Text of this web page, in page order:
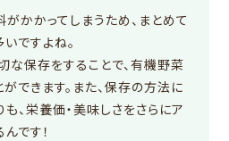
かかってしまうため、まとめて
ですよね。
保存をすることで、有機野菜
できます。また、保存の方法に
も、栄養価・美味しさをさらにア
です！